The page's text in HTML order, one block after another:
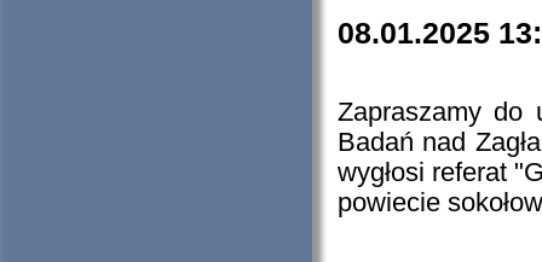
08.01.2025
Zapraszamy do
Badań nad
wygłosi referat
powiecie